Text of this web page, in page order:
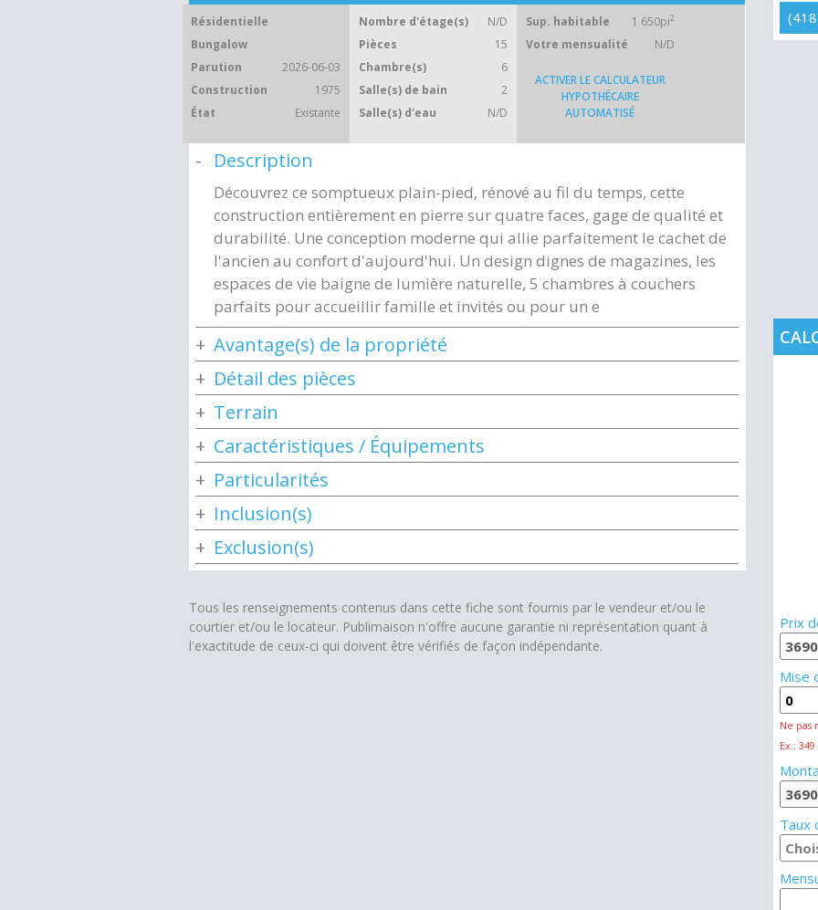
Résidentielle
Bungalow
Parution
2026-06-03
Construction
1975
État
Existante
Nombre d'étage(s)
N/D
Pièces
15
Chambre(s)
6
Salle(s) de bain
2
Salle(s) d'eau
N/D
Sup. habitable 1 650pi2
Votre mensualité N/D
ACTIVER LE CALCULATEUR
HYPOTHÉCAIRE
AUTOMATISÉ
Description
Découvrez ce somptueux plain-pied, rénové au fil du temps, cette
construction entièrement en pierre sur quatre faces, gage de qualité et
durabilité. Une conception moderne qui allie parfaitement le cachet de
l'ancien au confort d'aujourd'hui. Un design dignes de magazines, les
espaces de vie baigne de lumière naturelle, 5 chambres à couchers
parfaits pour accueillir famille et invités ou pour un e
Avantage(s) de la propriété
Détail des pièces
Terrain
Caractéristiques / Équipements
Particularités
Inclusion(s)
Exclusion(s)
Tous les renseignements contenus dans cette fiche sont fournis par le vendeur et/ou le
courtier et/ou le locateur. Publimaison n'offre aucune garantie ni représentation quant à
l'exactitude de ceux-ci qui doivent être vérifiés de façon indépendante.
Prix
Mise
Ne
Ex.: 349
Taux